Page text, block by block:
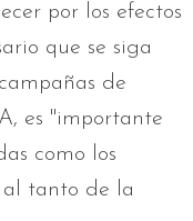
por los efectos
que se siga
de
es "importante
como los
al tanto de la